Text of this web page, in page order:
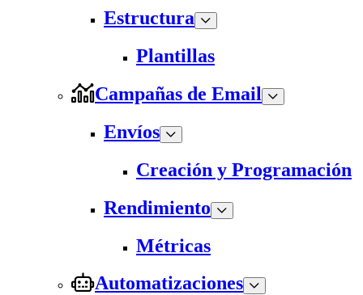
Estructura
Plantillas
Campañas de Email
Envíos
Creación y Programación
Rendimiento
Métricas
Automatizaciones